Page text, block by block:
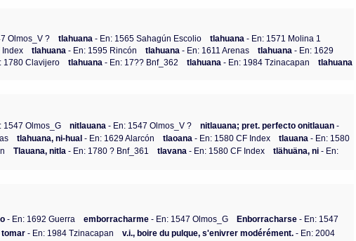
Olmos_V ? tlahuana- En: 1565 Sahagún Escolio tlahuana- En: 1571 Molina 1
Index tlahuana- En: 1595 Rincón tlahuana- En: 1611 Arenas tlahuana- En: 1629
1780 Clavijero tlahuana- En: 17?? Bnf_362 tlahuana- En: 1984 Tzinacapan
tlahuana
1547 Olmos_G nitlauana - En: 1547 Olmos_V ? nitlauana; pret. perfecto onitlauan -
tlahuana, ni-hual - En: 1629 Alarcón tlaoana - En: 1580 CF Index tlauana - En: 1580
Tlauana, nitla - En: 1780 ? Bnf_361 tlavana - En: 1580 CF Index tlähuäna, ni - En:
- En: 1692 Guerra emborracharme - En: 1547 Olmos_G Enborracharse - En: 1547
tomar - En: 1984 Tzinacapan v.i., boire du pulque, s'enivrer modérément. - En: 2004